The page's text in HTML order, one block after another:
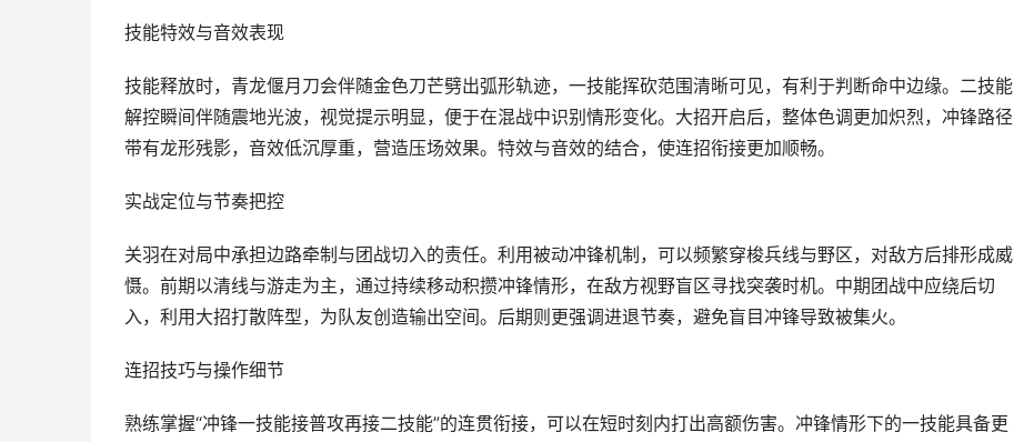
技能特效与音效表现
技能释放时，青龙偃月刀会伴随金色刀芒劈出弧形轨迹，一技能挥砍范围清晰可见，有利于判断命中边缘。二技能
解控瞬间伴随震地光波，视觉提示明显，便于在混战中识别情形变化。大招开启后，整体色调更加炽烈，冲锋路径
带有龙形残影，音效低沉厚重，营造压场效果。特效与音效的结合，使连招衔接更加顺畅。
实战定位与节奏把控
关羽在对局中承担边路牵制与团战切入的责任。利用被动冲锋机制，可以频繁穿梭兵线与野区，对敌方后排形成威
慑。前期以清线与游走为主，通过持续移动积攒冲锋情形，在敌方视野盲区寻找突袭时机。中期团战中应绕后切
入，利用大招打散阵型，为队友创造输出空间。后期则更强调进退节奏，避免盲目冲锋导致被集火。
连招技巧与操作细节
熟练掌握“冲锋一技能接普攻再接二技能”的连贯衔接，可以在短时刻内打出高额伤害。冲锋情形下的一技能具备更